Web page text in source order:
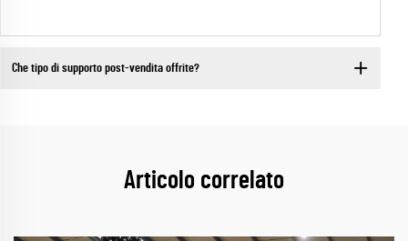
Che tipo di supporto post-vendita offrite?
Articolo correlato